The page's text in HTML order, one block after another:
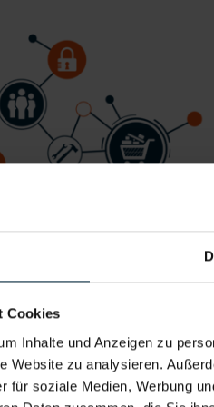
Cookies
Inhalte und Anzeigen zu
Website zu analysieren.
für soziale Medien, Werbung